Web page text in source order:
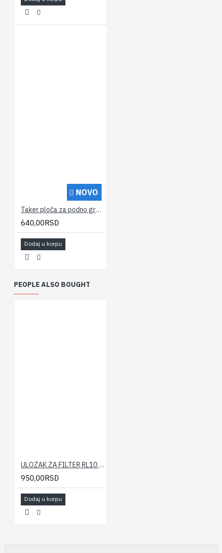
NOVO
Taker ploča za podno grejanje 25mm debljine PP EPS100 10m2
640,00RSD
Dodaj u korpu
PEOPLE ALSO BOUGHT
ULOZAK ZA FILTER RL10 SX 50 mcr 10"
950,00RSD
Dodaj u korpu